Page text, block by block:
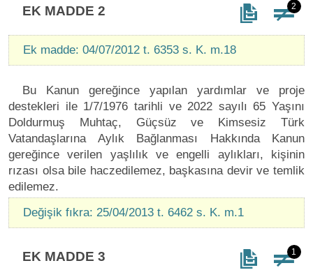
EK MADDE 2 2
Ek madde: 04/07/2012 t. 6353 s. K. m.18
Bu Kanun gereğince yapılan yardımlar ve proje
destekleri ile 1/7/1976 tarihli ve 2022 sayılı 65 Yaşını
Doldurmuş Muhtaç, Güçsüz ve Kimsesiz Türk
Vatandaşlarına Aylık Bağlanması Hakkında Kanun
gereğince verilen yaşlılık ve engelli aylıkları, kişinin
rızası olsa bile haczedilemez, başkasına devir ve temlik
edilemez.
Değişik fıkra: 25/04/2013 t. 6462 s. K. m.1
EK MADDE 3 1